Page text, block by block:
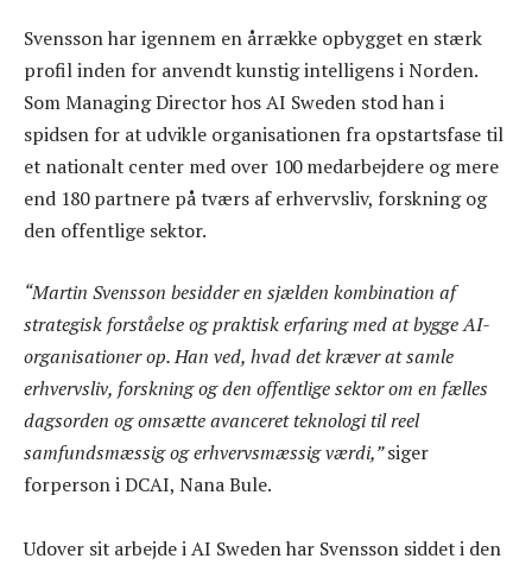
Svensson har igennem en årrække opbygget en stærk
profil inden for anvendt kunstig intelligens i Norden.
Som Managing Director hos AI Sweden stod han i
spidsen for at udvikle organisationen fra opstartsfase til
et nationalt center med over 100 medarbejdere og mere
end 180 partnere på tværs af erhvervsliv, forskning og
den offentlige sektor.
“Martin Svensson besidder en sjælden kombination af
strategisk forståelse og praktisk erfaring med at bygge AI-
organisationer op. Han ved, hvad det kræver at samle
erhvervsliv, forskning og den offentlige sektor om en fælles
dagsorden og omsætte avanceret teknologi til reel
samfundsmæssig og erhvervsmæssig værdi,”siger
forperson i DCAI, Nana Bule.
Udover sit arbejde i AI Sweden har Svensson siddet i den